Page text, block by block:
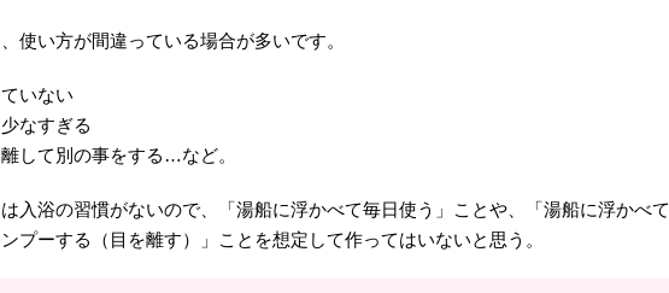
使い方が間違っている場合が多いです。
いない
なすぎる
して別の事をする…など。
入浴の習慣がないので、「湯船に浮かべて毎日使う」ことや、「湯船に浮かべて
プーする（目を離す）」ことを想定して作ってはいないと思う。